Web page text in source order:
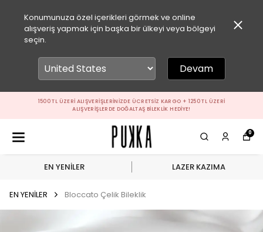
Konumunuza özel içerikleri görmek ve online
alışveriş yapmak için başka bir ülkeyi veya bölgeyi
seçin.
Devam
1500 TL ÜZERI ALIŞVERIŞLERINIZDE ÜCRETSIZ KARGO + 1250 TL ÜZERI
ALIŞVERIŞLERDE DOĞALTAŞ BILEKLIK HEDIYE!
0
EN YENİLER LAZER KAZIMA
EN YENİLER Bloccato Çelik Bileklik